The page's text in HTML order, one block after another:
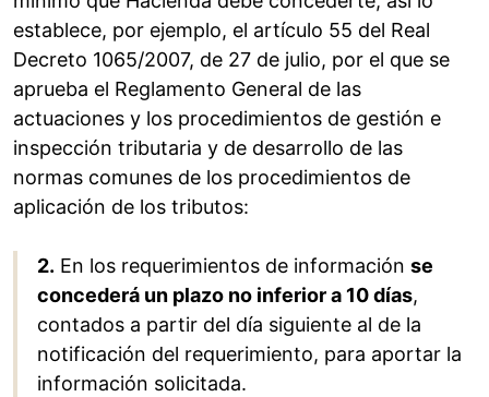
establece, por ejemplo, el artículo 55 del Real
Decreto 1065/2007, de 27 de julio, por el que se
aprueba el Reglamento General de las
actuaciones y los procedimientos de gestión e
inspección tributaria y de desarrollo de las
normas comunes de los procedimientos de
aplicación de los tributos:
2. En los requerimientos de información se
concederá un plazo no inferior a 10 días,
contados a partir del día siguiente al de la
notificación del requerimiento, para aportar la
información solicitada.